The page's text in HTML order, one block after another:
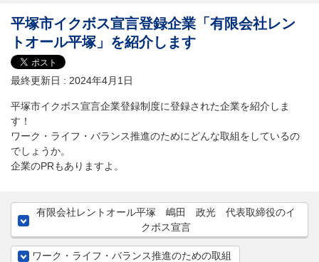
平塚市イクボス宣言登録企業「有限会社レン
トオール平塚」を紹介します
最終更新日 : 2024年4月1日
平塚市イクボス宣言企業登録制度に登録された企業を紹介しま
す！
ワーク・ライフ・バランス推進のためにどんな取組をしているの
でしょうか。
企業のPRもありますよ。
有限会社レントオール平塚 嶋田 政光 代表取締役のイ
クボス宣言
ワーク・ライフ・バランス推進のための取組